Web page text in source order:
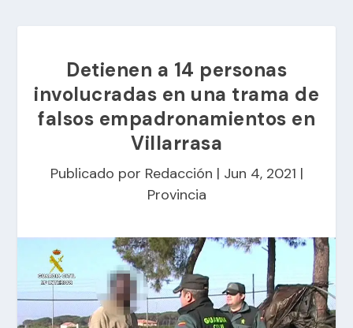
Detienen a 14 personas
involucradas en una trama de
falsos empadronamientos en
Villarrasa
Publicado por Redacción | Jun 4, 2021 |
Provincia